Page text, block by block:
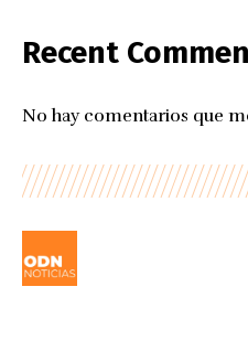
Recent
No hay comentarios que